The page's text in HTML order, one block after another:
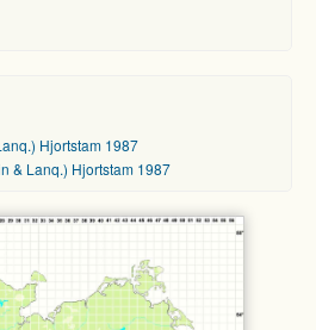
Hjortstam 1987
& Lanq.) Hjortstam 1987